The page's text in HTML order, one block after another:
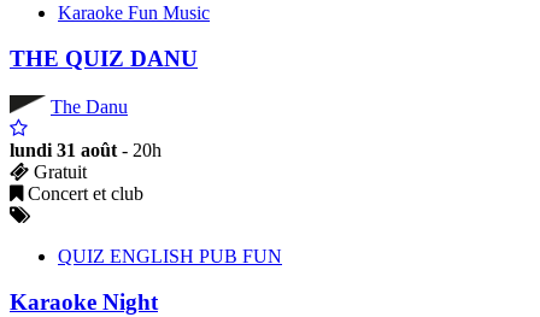
Karaoke Fun Music
THE QUIZ DANU
The Danu
lundi 31 août - 20h
Gratuit
Concert et club
QUIZ ENGLISH PUB FUN
Karaoke Night